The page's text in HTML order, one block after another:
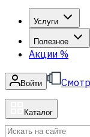
Услуги
Полезное
Акции %
Войти
Каталог